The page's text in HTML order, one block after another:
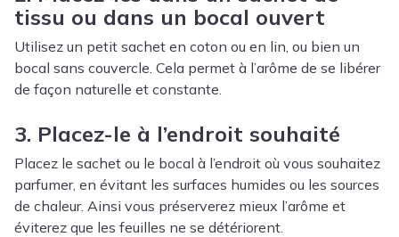
tissu ou dans un bocal ouvert
Utilisez un petit sachet en coton ou en lin, ou bien un
bocal sans couvercle. Cela permet à l’arôme de se libérer
de façon naturelle et constante.
3. Placez-le à l’endroit souhaité
Placez le sachet ou le bocal à l’endroit où vous souhaitez
parfumer, en évitant les surfaces humides ou les sources
de chaleur. Ainsi vous préserverez mieux l’arôme et
éviterez que les feuilles ne se détériorent.